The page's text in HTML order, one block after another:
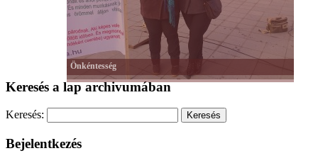
Önkéntesség
Keresés a lap archivumában
Keresés:
Bejelentkezés